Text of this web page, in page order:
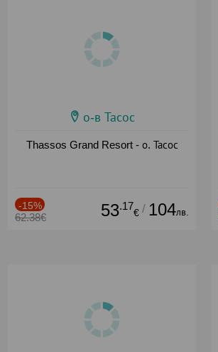
о-в Тасос
Thassos Grand Resort - о. Тасос
-15%
62.38€ 53.17
€ / 104лв.